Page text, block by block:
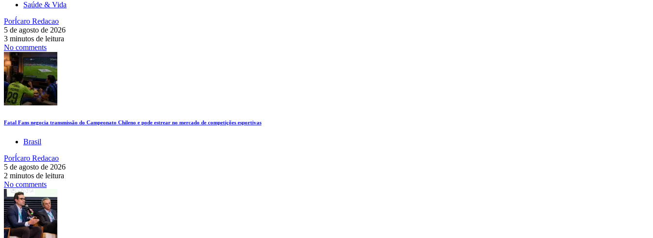
Saúde & Vida
PorÍcaro Redacao
5 de agosto de 2026
3 minutos de leitura
No comments
Fatal Fans negocia transmissão do Campeonato Chileno e pode estrear no mercado de competições esportivas
Brasil
PorÍcaro Redacao
5 de agosto de 2026
2 minutos de leitura
No comments